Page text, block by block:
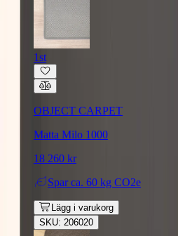
1st
OBJECT CARPET
Matta Milo 1000
18 260 kr
Spar ca. 60 kg CO2e
Lägg i varukorg
SKU: 206020